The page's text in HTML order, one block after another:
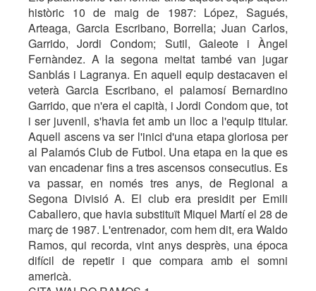
històric 10 de maig de 1987: López, Sagués,
Arteaga, Garcia Escribano, Borrella; Juan Carlos,
Garrido, Jordi Condom; Sutil, Galeote i Àngel
Fernàndez. A la segona meitat també van jugar
Sanblás i Lagranya. En aquell equip destacaven el
veterà Garcia Escribano, el palamosí Bernardino
Garrido, que n'era el capità, i Jordi Condom que, tot
i ser juvenil, s'havia fet amb un lloc a l'equip titular.
Aquell ascens va ser l'inici d'una etapa gloriosa per
al Palamós Club de Futbol. Una etapa en la que es
van encadenar fins a tres ascensos consecutius. Es
va passar, en només tres anys, de Regional a
Segona Divisió A. El club era presidit per Emili
Caballero, que havia substituït Miquel Martí el 28 de
març de 1987. L'entrenador, com hem dit, era Waldo
Ramos, qui recorda, vint anys desprès, una época
difícil de repetir i que compara amb el somni
americà.